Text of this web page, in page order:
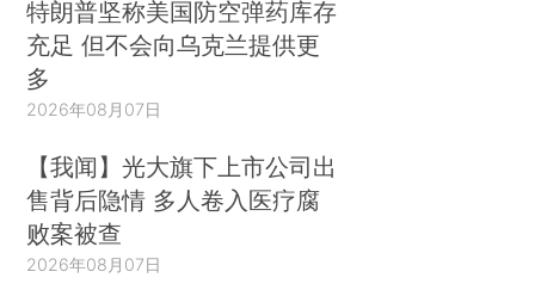
特朗普坚称美国防空弹药库存
充足 但不会向乌克兰提供更
多
2026年08月07日
【我闻】光大旗下上市公司出
售背后隐情 多人卷入医疗腐
败案被查
2026年08月07日